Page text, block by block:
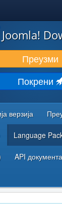
Joomla!
Преузми
Покрени
верзија
Language
API